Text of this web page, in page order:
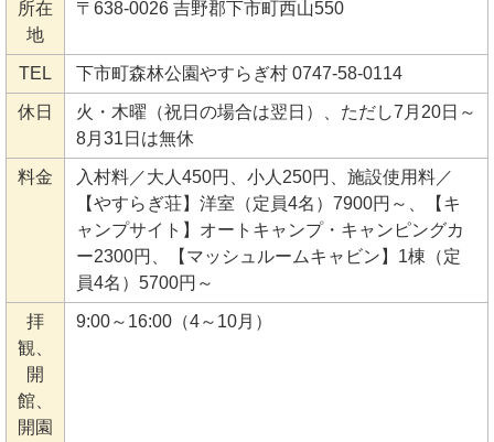
所在
地
〒638-0026 吉野郡下市町西山550
TEL 下市町森林公園やすらぎ村 0747-58-0114
休日
火・木曜（祝日の場合は翌日）、ただし7月20日～
8月31日は無休
料金
入村料／大人450円、小人250円、施設使用料／
【やすらぎ荘】洋室（定員4名）7900円～、【キ
ャンプサイト】オートキャンプ・キャンピングカ
ー2300円、【マッシュルームキャビン】1棟（定
員4名）5700円～
拝
観、
開
館、
開園
9:00～16:00（4～10月）